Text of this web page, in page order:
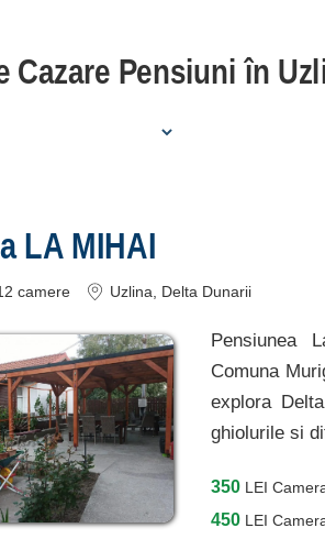
Cazare Pensiuni în
LA MIHAI
camere Uzlina , Delta Dunarii
Pensiunea
Comuna
explora
ghiolurile si
350 LEI
450 LEI